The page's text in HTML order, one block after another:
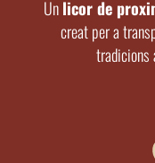
Unlicor de
creat per a
tradicions